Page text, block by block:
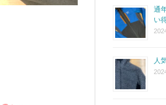
通
い
人